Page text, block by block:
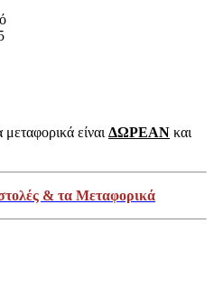
είναιΔΩΡΕΑΝ και
& τα Μεταφορικά